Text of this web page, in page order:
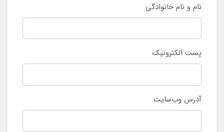
نام و نام خانوادگی
پست الکترونیک
آدرس وب‌سایت